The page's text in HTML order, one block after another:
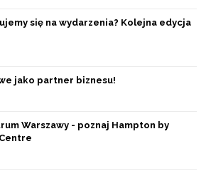
się na wydarzenia? Kolejna edycja
jako partner biznesu!
Warszawy - poznaj Hampton by